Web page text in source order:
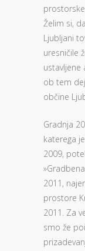
Želim si,
Ljubljani
uresničile
ustavljene
ob tem
občine
Gradnja
katerega
2009,
2011,
prostore
2011. Za
smo že